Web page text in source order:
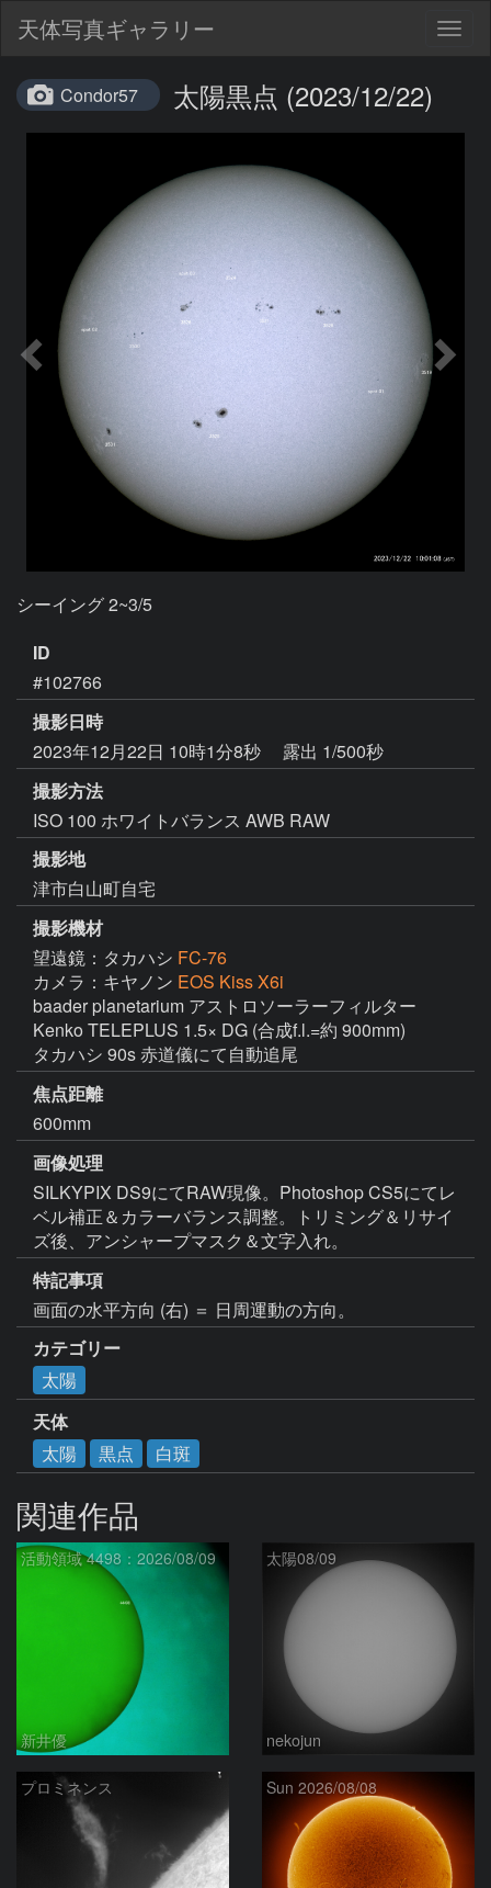
天体写真ギャラリー
Condor57 太陽黒点 (2023/12/22)
シーイング 2~3/5
ID
#102766
撮影日時
2023年12月22日 10時1分8秒
露出 1/500秒
撮影方法
ISO 100 ホワイトバランス AWB RAW
撮影地
津市白山町自宅
撮影機材
望遠鏡：タカハシ FC-76
カメラ：キヤノン EOS Kiss X6i
baader planetarium アストロソーラーフィルター
Kenko TELEPLUS 1.5× DG (合成f.l.=約 900mm)
タカハシ 90s 赤道儀にて自動追尾
焦点距離
600mm
画像処理
SILKYPIX DS9にてRAW現像。Photoshop CS5にてレ
ベル補正＆カラーバランス調整。トリミング＆リサイ
ズ後、アンシャープマスク＆文字入れ。
特記事項
画面の水平方向 (右) ＝ 日周運動の方向。
カテゴリー
太陽
天体
太陽
黒点 白斑
関連作品
活動領域 4498：2026/08/09
新井優
太陽08/09
nekojun
プロミネンス Sun 2026/08/08